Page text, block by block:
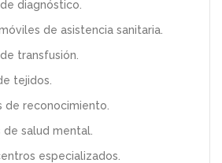
diagnóstico.
de asistencia sanitaria.
transfusión.
tejidos.
reconocimiento.
salud mental.
especializados.